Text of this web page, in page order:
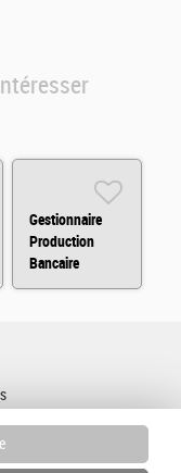
Gestionnaire
Production
Bancaire
Entreprise H/F